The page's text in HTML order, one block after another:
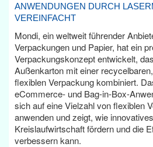
ANWENDUNGEN DURCH
VEREINFACHT
Mondi, ein weltweit führender
Verpackungen und Papier, hat ein
Verpackungskonzept entwickelt,
Außenkarton mit einer
flexiblen Verpackung kombiniert.
eCommerce- und Bag-in-Box-
sich auf eine Vielzahl von flexiblen
anwenden und zeigt, wie
Kreislaufwirtschaft fördern und die
verbessern kann.